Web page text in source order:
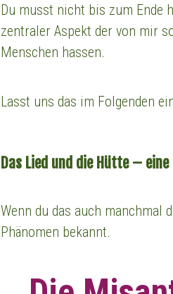
Du musst nicht bis zum Ende
zentraler Aspekt der von mir
Menschen hassen.
Lasst uns das im Folgenden
Das Lied und die Hütte –
Wenn du das auch manchmal
Phänomen bekannt.